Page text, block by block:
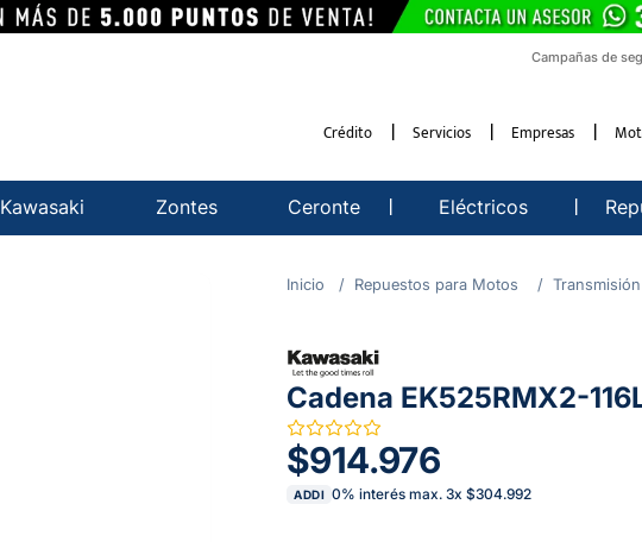
Campañas de
Crédito Servicios Empresas
Kawasaki Zontes Ceronte Eléctricos
Repuestos para Motos
Cadena EK525RMX2-
$914.976
ADDI 0% interés max. 3x $304.992